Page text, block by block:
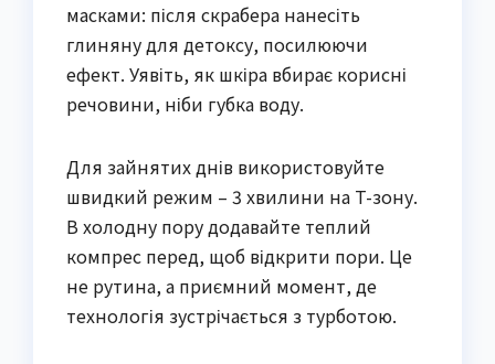
масками: після скрабера нанесіть
глиняну для детоксу, посилюючи
ефект. Уявіть, як шкіра вбирає корисні
речовини, ніби губка воду.
Для зайнятих днів використовуйте
швидкий режим – 3 хвилини на T-зону.
В холодну пору додавайте теплий
компрес перед, щоб відкрити пори. Це
не рутина, а приємний момент, де
технологія зустрічається з турботою.